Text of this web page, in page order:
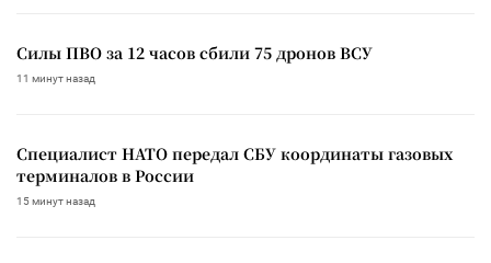
Силы ПВО за 12 часов сбили 75 дронов ВСУ
11 минут назад
Специалист НАТО передал СБУ координаты газовых
терминалов в России
15 минут назад